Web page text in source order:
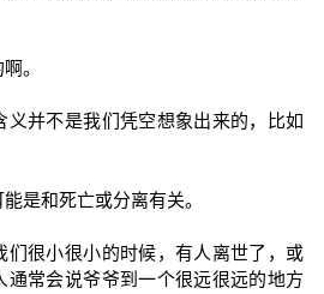
。
义并不是我们凭空想象出来的，比如
是和死亡或分离有关。
们很小很小的时候，有人离世了，或
通常会说爷爷到一个很远很远的地方